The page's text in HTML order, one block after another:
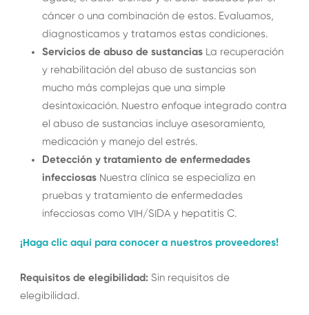
cáncer o una combinación de estos. Evaluamos,
diagnosticamos y tratamos estas condiciones.
Servicios de abuso de sustanciasLa recuperación
y rehabilitación del abuso de sustancias son
mucho más complejas que una simple
desintoxicación. Nuestro enfoque integrado contra
el abuso de sustancias incluye asesoramiento,
medicación y manejo del estrés.
Detección y tratamiento de enfermedades
infecciosasNuestra clínica se especializa en
pruebas y tratamiento de enfermedades
infecciosas como VIH/SIDA y hepatitis C.
¡Haga clic aquí para conocer a nuestros proveedores!
Requisitos de elegibilidad:Sin requisitos de
elegibilidad.